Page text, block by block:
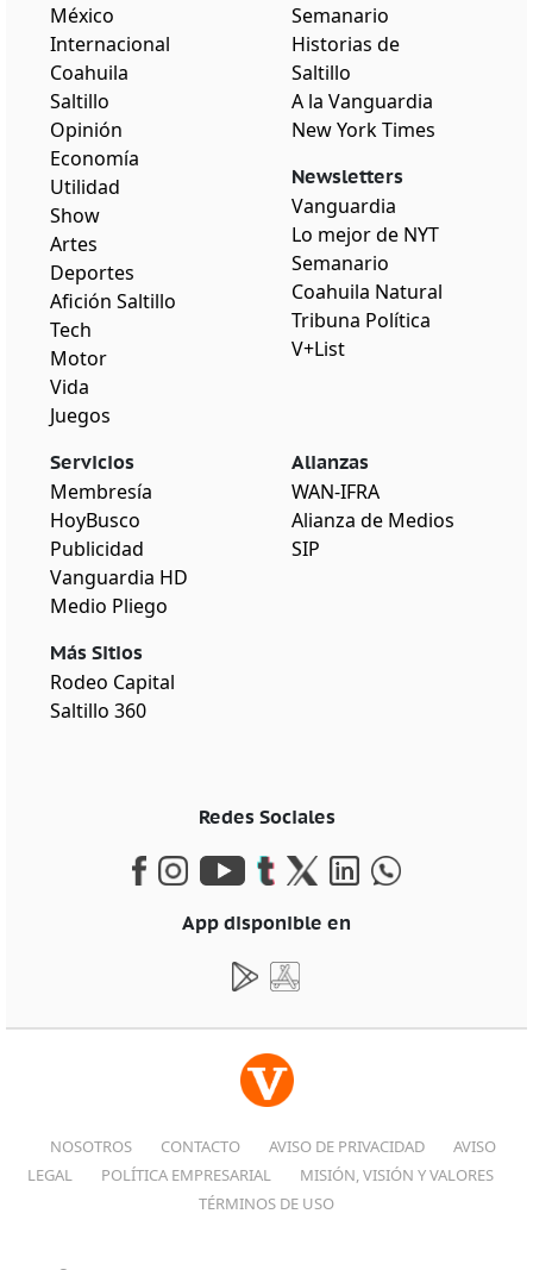
México
Internacional
Coahuila
Saltillo
Opinión
Economía
Utilidad
Show
Artes
Deportes
Afición Saltillo
Tech
Motor
Vida
Juegos
Semanario
Historias de
Saltillo
A la Vanguardia
New York Times
Newsletters
Vanguardia
Lo mejor de NYT
Semanario
Coahuila Natural
Tribuna Política
V+List
Servicios
Membresía
HoyBusco
Publicidad
Vanguardia HD
Medio Pliego
Más Sitios
Rodeo Capital
Saltillo 360
Alianzas
WAN-IFRA
Alianza de Medios
SIP
Redes Sociales
App disponible en
NOSOTROS CONTACTO AVISO DE PRIVACIDAD
AVISO
LEGAL
POLÍTICA EMPRESARIAL
MISIÓN, VISIÓN Y VALORES
TÉRMINOS DE USO